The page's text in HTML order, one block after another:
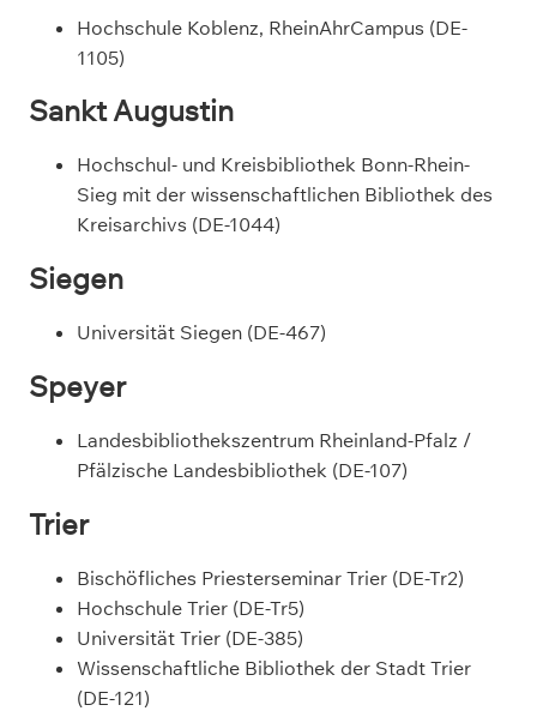
Hochschule Koblenz, RheinAhrCampus (DE-
1105)
Sankt Augustin
Hochschul- und Kreisbibliothek Bonn-Rhein-
Sieg mit der wissenschaftlichen Bibliothek des
Kreisarchivs (DE-1044)
Siegen
Universität Siegen (DE-467)
Speyer
Landesbibliothekszentrum Rheinland-Pfalz /
Pfälzische Landesbibliothek (DE-107)
Trier
Bischöfliches Priesterseminar Trier (DE-Tr2)
Hochschule Trier (DE-Tr5)
Universität Trier (DE-385)
Wissenschaftliche Bibliothek der Stadt Trier
(DE-121)